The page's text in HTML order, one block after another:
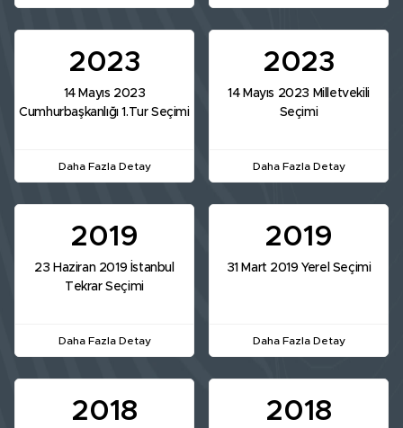
2023
14 Mayıs 2023
Cumhurbaşkanlığı 1.Tur Seçimi
Daha Fazla Detay
2023
14 Mayıs 2023 Milletvekili
Seçimi
Daha Fazla Detay
2019
23 Haziran 2019 İstanbul
Tekrar Seçimi
Daha Fazla Detay
2019
31 Mart 2019 Yerel Seçimi
Daha Fazla Detay
2018 2018